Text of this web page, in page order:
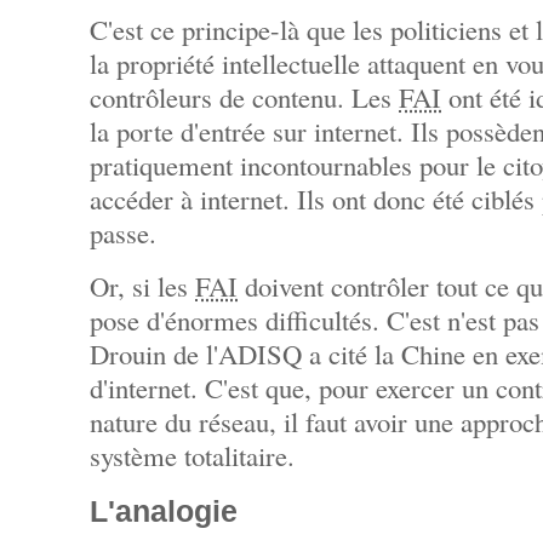
C'est ce principe-là que les politiciens et
la propriété intellectuelle attaquent en
contrôleurs de contenu. Les FAI ont été
la porte d'entrée sur internet. Ils
pratiquement incontournables pour le
accéder à internet. Ils ont donc été
passe.
Or, si les FAI doivent contrôler tout ce
pose d'énormes difficultés. C'est n'est
Drouin de l'ADISQ a cité la Chine en
d'internet. C'est que, pour exercer un
nature du réseau, il faut avoir une
système totalitaire.
L'analogie